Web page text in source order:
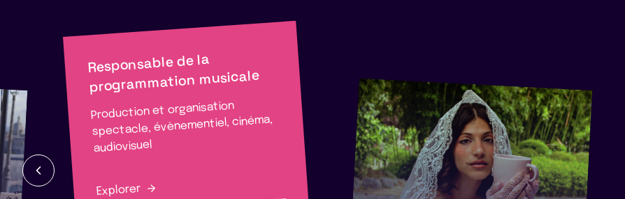
Responsable de la
programmation musicale
Production et organisation
spectacle, évènementiel, cinéma,
audiovisuel
Explorer